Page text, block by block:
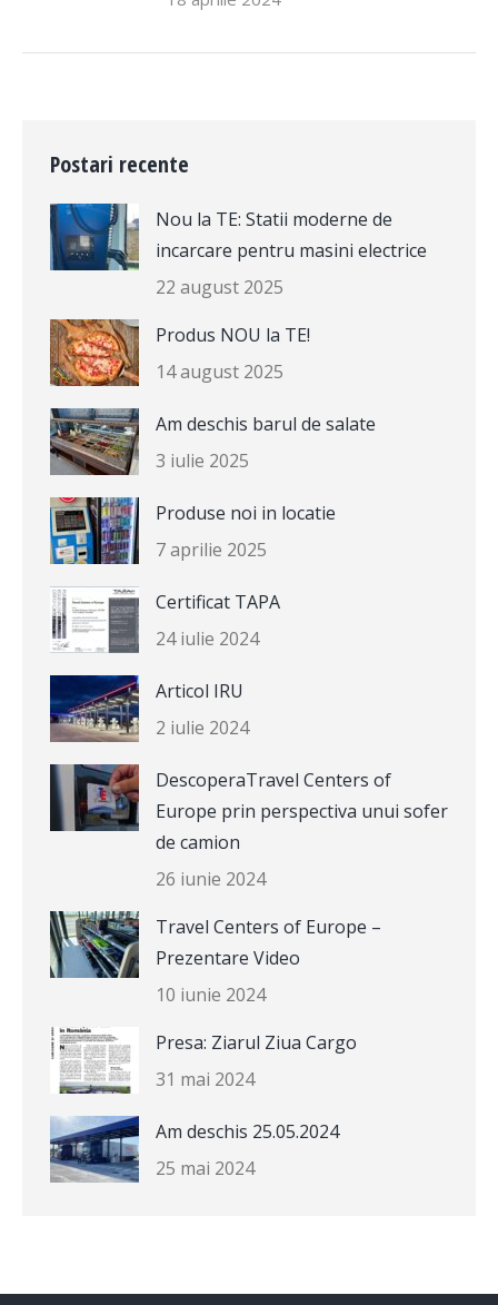
Postari recente
Nou la TE: Statii moderne de
incarcare pentru masini electrice
22 august 2025
Produs NOU la TE!
14 august 2025
Am deschis barul de salate
3 iulie 2025
Produse noi in locatie
7 aprilie 2025
Certificat TAPA
24 iulie 2024
Articol IRU
2 iulie 2024
DescoperaTravel Centers of
Europe prin perspectiva unui sofer
de camion
26 iunie 2024
Travel Centers of Europe –
Prezentare Video
10 iunie 2024
Presa: Ziarul Ziua Cargo
31 mai 2024
Am deschis 25.05.2024
25 mai 2024